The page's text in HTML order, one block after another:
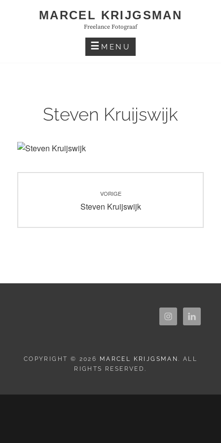
MARCEL KRIJGSMAN
Freelance Fotograaf
MENU
Steven Kruijswijk
navigatie
VORIGE
Vorig
Steven Kruijswijk
COPYRIGHT © 2026 MARCEL KRIJGSMAN. ALL
RIGHTS RESERVED.